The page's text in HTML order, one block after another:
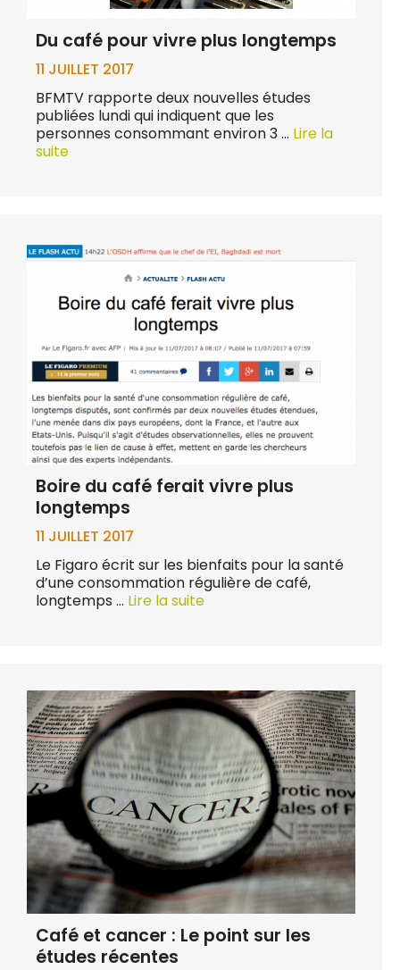
Du café pour vivre plus longtemps
11 JUILLET 2017
BFMTV rapporte deux nouvelles études
publiées lundi qui indiquent que les
personnes consommant environ 3 … Lire la
suite
Boire du café ferait vivre plus
longtemps
11 JUILLET 2017
Le Figaro écrit sur les bienfaits pour la santé
d’une consommation régulière de café,
longtemps … Lire la suite
Café et cancer : Le point sur les
études récentes